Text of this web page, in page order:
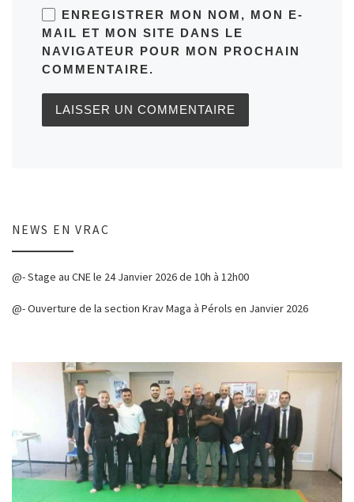
ENREGISTRER MON NOM, MON E-
MAIL ET MON SITE DANS LE
NAVIGATEUR POUR MON PROCHAIN
COMMENTAIRE.
NEWS EN VRAC
@- Stage au CNE le 24 Janvier 2026 de 10h à 12h00
@- Ouverture de la section Krav Maga à Pérols en Janvier 2026